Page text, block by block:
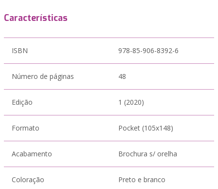
Características
ISBN 978-85-906-8392-6
Número de páginas 48
Edição 1 (2020)
Formato Pocket (105x148)
Acabamento Brochura s/ orelha
Coloração Preto e branco